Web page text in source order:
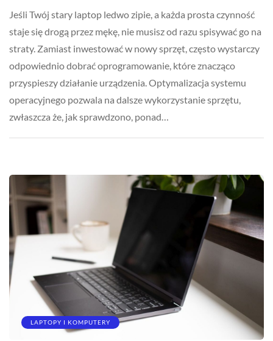
Jeśli Twój stary laptop ledwo zipie, a każda prosta czynność
staje się drogą przez mękę, nie musisz od razu spisywać go na
straty. Zamiast inwestować w nowy sprzęt, często wystarczy
odpowiednio dobrać oprogramowanie, które znacząco
przyspieszy działanie urządzenia. Optymalizacja systemu
operacyjnego pozwala na dalsze wykorzystanie sprzętu,
zwłaszcza że, jak sprawdzono, ponad…
LAPTOPY I KOMPUTERY